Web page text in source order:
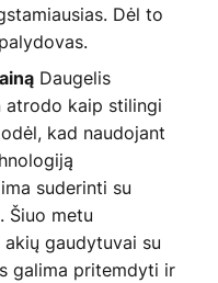
Dėl to
Daugelis
atrodo kaip stilingi
kad naudojant
suderinti su
Šiuo metu
gaudytuvai su
galima pritemdyti ir